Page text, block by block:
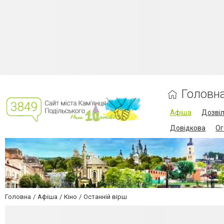
Афіша
Довідкова
Головна Афіша Кіно Останній вірш